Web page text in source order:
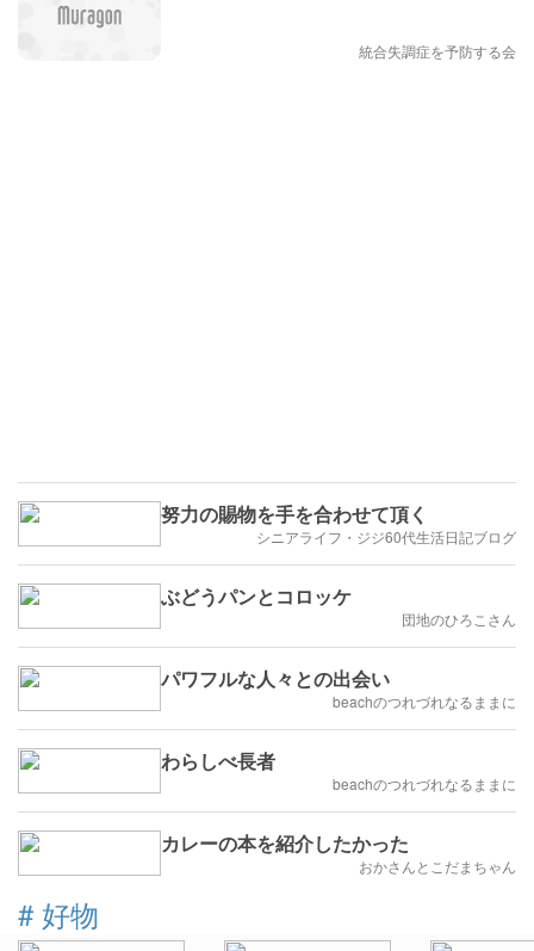
統合失調症を予防する会
努力の賜物を手を合わせて頂く
シニアライフ・ジジ60代生活日記ブログ
ぶどうパンとコロッケ
団地のひろこさん
パワフルな人々との出会い
beachのつれづれなるままに
わらしべ長者
beachのつれづれなるままに
カレーの本を紹介したかった
おかさんとこだまちゃん
# 好物